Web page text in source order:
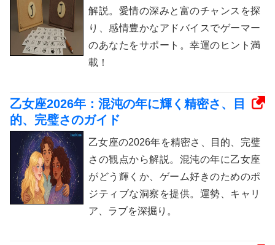
解説。愛情の深みと富のチャンスを探
り、感情豊かなアドバイスでゲーマー
のあなたをサポート。幸運のヒント満
載！
乙女座2026年：混沌の年に輝く精密さ、目
的、完璧さのガイド
乙女座の2026年を精密さ、目的、完璧
さの観点から解説。混沌の年に乙女座
がどう輝くか、ゲーム好きのためのポ
ジティブな洞察を提供。運勢、キャリ
ア、ラブを深掘り。